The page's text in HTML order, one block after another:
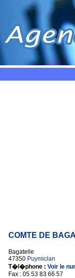
COMTE DE
Bagatelle
47350 Puymiclan
T�l�phone : Voir le
Fax : 05 53 83 66 57